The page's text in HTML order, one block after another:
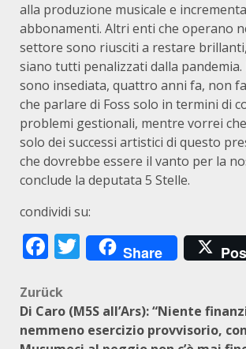
alla produzione musicale e
abbonamenti. Altri enti che operano
settore sono riusciti a restare
siano tutti penalizzati dalla pandemia.
sono insediata, quattro anni fa, non
che parlare di Foss solo in termini di
problemi gestionali, mentre vorrei
solo dei successi artistici di questo
che dovrebbe essere il vanto per la
conclude la deputata 5 Stelle.
condividi su:
Facebook
Twitter
Share
Beitragsnavigation
Zurück
Di Caro (M5S all’Ars): “Niente
nemmeno esercizio provvisorio,